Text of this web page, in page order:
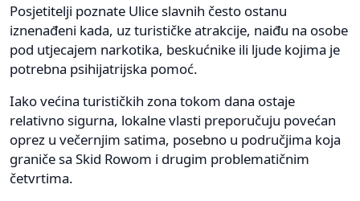
Posjetitelji poznate Ulice slavnih često ostanu
iznenađeni kada, uz turističke atrakcije, naiđu na osobe
pod utjecajem narkotika, beskućnike ili ljude kojima je
potrebna psihijatrijska pomoć.
Iako većina turističkih zona tokom dana ostaje
relativno sigurna, lokalne vlasti preporučuju povećan
oprez u večernjim satima, posebno u područjima koja
graniče sa Skid Rowom i drugim problematičnim
četvrtima.